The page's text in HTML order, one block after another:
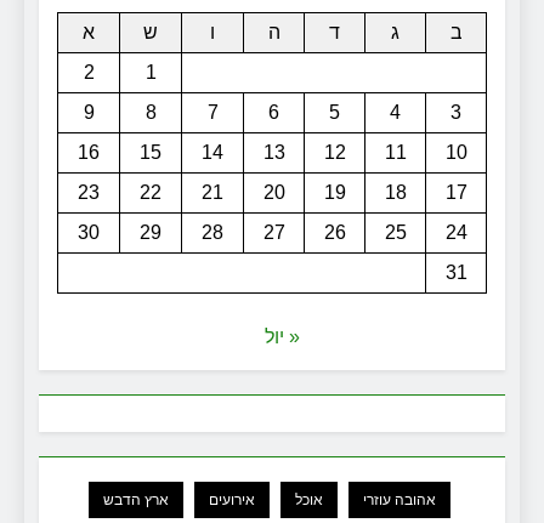
ב ג ד ה ו ש
א
1
2
3
4
5
6
7
8
9
10
11
12
13
14
15
16
17
18
19
20
21
22
23
24
25
26
27
28
29
30
31
« יול
אהובה עוזרי אוכל אירועים ארץ הדבש